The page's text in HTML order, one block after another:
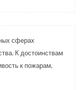
сферах
К достоинствам
к пожарам,